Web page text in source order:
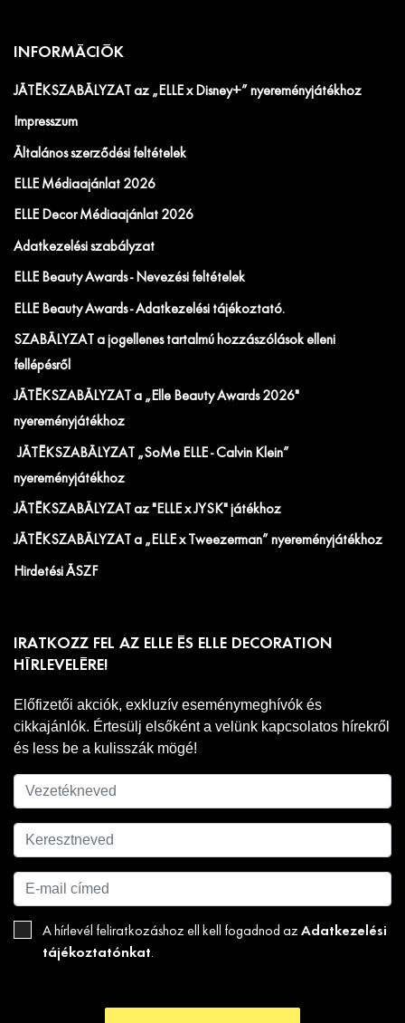
INFORMÁCIÓK
JÁTÉKSZABÁLYZAT az „ELLE x Disney+” nyereményjátékhoz
Impresszum
Általános szerződési feltételek
ELLE Médiaajánlat 2026
ELLE Decor Médiaajánlat 2026
Adatkezelési szabályzat
ELLE Beauty Awards - Nevezési feltételek
ELLE Beauty Awards - Adatkezelési tájékoztató.
SZABÁLYZAT a jogellenes tartalmú hozzászólások elleni
fellépésről
JÁTÉKSZABÁLYZAT a „Elle Beauty Awards 2026"
nyereményjátékhoz
JÁTÉKSZABÁLYZAT „SoMe ELLE - Calvin Klein”
nyereményjátékhoz
JÁTÉKSZABÁLYZAT az "ELLE x JYSK" játékhoz
JÁTÉKSZABÁLYZAT a „ELLE x Tweezerman” nyereményjátékhoz
Hirdetési ÁSZF
IRATKOZZ FEL AZ ELLE ÉS ELLE DECORATION
HÍRLEVELÉRE!
Előfizetői akciók, exkluzív eseménymeghívók és
cikkajánlók. Értesülj elsőként a velünk kapcsolatos hírekről
és less be a kulisszák mögé!
A hírlevél feliratkozáshoz ell kell fogadnod az Adatkezelési
tájékoztatónkat.